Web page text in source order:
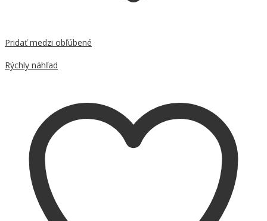
Pridať medzi obľúbené
Rýchly náhľad